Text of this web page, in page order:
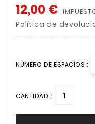
12,00 €
Política de
NÚMERO DE ESPACIOS :
CANTIDAD :